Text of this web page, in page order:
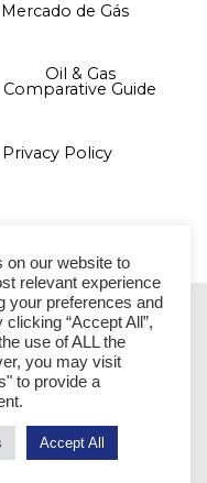
Mercado de Gás
Oil & Gas
Comparative Guide
Privacy Policy
SÃO PAULO
VITÓRIA
Centro, Rio de Janeiro -
2276 6200
on our website to
relevant experience
your preferences and
“Accept All”,
use of ALL the
you may visit
to provide a
Accept All